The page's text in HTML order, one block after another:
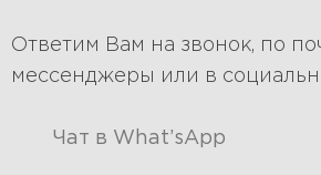
Ответим Вам на звонок, по
мессенджеры или в
Чат в What’sApp